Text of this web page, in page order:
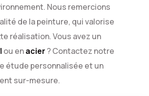
Nous remercions
de la peinture, qui valorise
réalisation.Vous avez un
ou enacier? Contactez notre
étude personnalisée et un
sur-mesure.